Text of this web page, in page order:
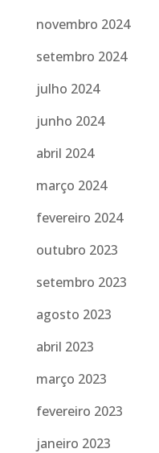
novembro 2024
setembro 2024
julho 2024
junho 2024
abril 2024
março 2024
fevereiro 2024
outubro 2023
setembro 2023
agosto 2023
abril 2023
março 2023
fevereiro 2023
janeiro 2023